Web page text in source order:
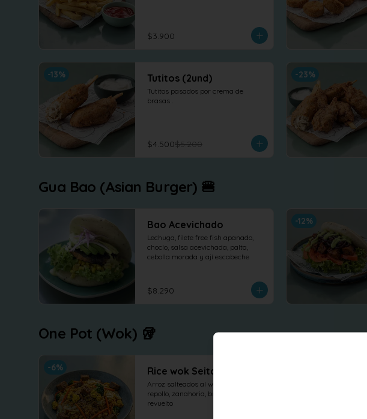
$3.900
-13% Tutitos (2und)
Tutitos pasados por crema de
brasas .
$4.500$5.200
-23%
Gua Bao (Asian Burger) 🍔
Bao Acevichado
Lechuga, filete free fish apanado,
choclo, salsa acevichada, palta,
cebolla morada y ají escabeche
$8.290
-12%
One Pot (Wok) 🥡
-6% Rice wok Seitan
Arroz salteados al wok con seitan
repollo, zanahoria, brocoli , tofu
revuelto